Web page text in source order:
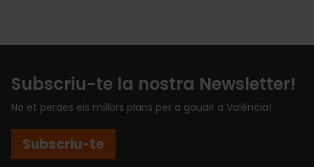
Subscriu-te la nostra Newsletter!
No et perdes els millors plans per a gaudir a València!
Subscriu-te